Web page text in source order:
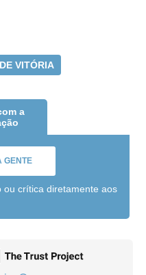
VITÓRIA
a
GENTE
ou crítica diretamente aos